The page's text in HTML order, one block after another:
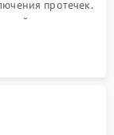
протечек.
системы,